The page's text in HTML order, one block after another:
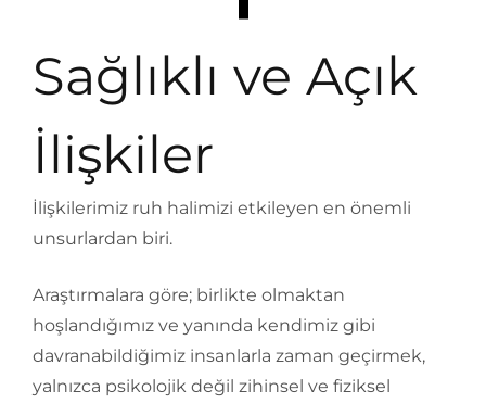
Sağlıklı ve Açık
İlişkiler
İlişkilerimiz ruh halimizi etkileyen en önemli
unsurlardan biri.
Araştırmalara göre; birlikte olmaktan
hoşlandığımız ve yanında kendimiz gibi
davranabildiğimiz insanlarla zaman geçirmek,
yalnızca psikolojik değil zihinsel ve fiziksel